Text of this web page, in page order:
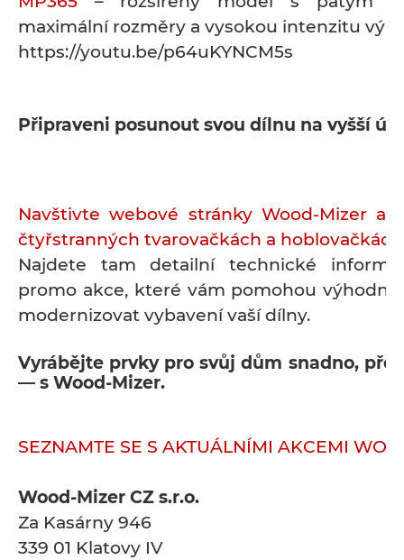
maximální rozměry a vysokou intenzitu
https://youtu.be/p64uKYNCM5s
Připraveni posunout svou dílnu na vyšší
Navštivte webové stránky Wood-Mizer a
čtyřstranných tvarovačkách a hoblovačkách
Najdete tam detailní technické
promo akce, které vám pomohou
modernizovat vybavení vaší dílny.
Vyrábějte prvky pro svůj dům snadno,
— s Wood-Mizer.
SEZNAMTE SE S AKTUÁLNÍMI AKCEMI
Wood-Mizer CZ s.r.o.
Za Kasárny 946
339 01 Klatovy IV